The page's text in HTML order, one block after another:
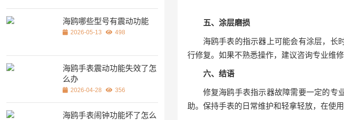
五、涂层磨损
海鸥手表的指示器上可能会有涂层，长
行修复。如果不熟悉操作，建议咨询专业维修
六、结语
修复海鸥手表指示器故障需要一定的专
助。保持手表的日常维护和轻拿轻放，在使
海鸥哪些型号有震动功能
2026-05-13 498
海鸥手表震动功能失效了怎
么办
2026-04-28 356
海鸥手表闹钟功能坏了怎么